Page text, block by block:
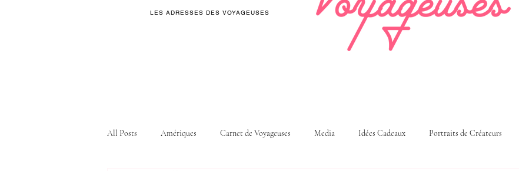
LES ADRESSES DES VOYAGEUSES
All Posts Amériques Carnet de Voyageuses Media Idées Cadeaux Portraits de Créateurs